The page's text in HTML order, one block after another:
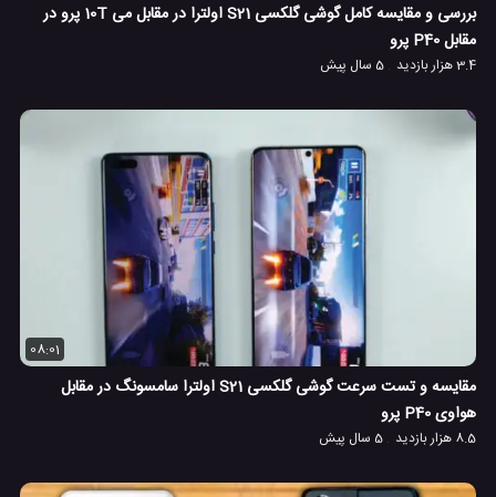
بررسی و مقایسه کامل گوشی گلکسی S21 اولترا در مقابل می 10T پرو در
مقابل P40 پرو
3.4 هزار بازدید 5 سال پیش
08:01
مقایسه و تست سرعت گوشی گلکسی S21 اولترا سامسونگ در مقابل
هواوی P40 پرو
8.5 هزار بازدید 5 سال پیش